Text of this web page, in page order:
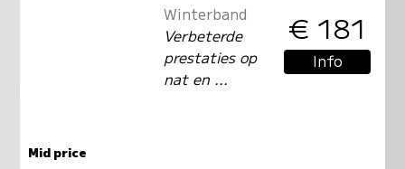
Winterband
Verbeterde
prestaties op
nat en ...
€ 181
Info
Mid price